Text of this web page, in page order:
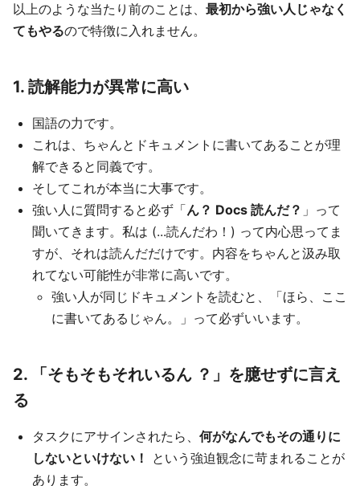
以上のような当たり前のことは、 最初から強い人じゃなく
てもやるので特徴に入れません。
1. 読解能力が異常に高い
国語の力です。
これは、ちゃんとドキュメントに書いてあることが理
解できると同義です。
そしてこれが本当に大事です。
強い人に質問すると必ず「ん？ Docs 読んだ？ 」って
聞いてきます。私は (...読んだわ！) って内心思ってま
すが、それは読んだだけです。内容をちゃんと汲み取
れてない可能性が非常に高いです。
強い人が同じドキュメントを読むと、「ほら、ここ
に書いてあるじゃん。」って必ずいいます。
2. 「そもそもそれいるん ？」を臆せずに言え
る
タスクにアサインされたら、 何がなんでもその通りに
しないといけない！
という強迫観念に苛まれることが
あります。